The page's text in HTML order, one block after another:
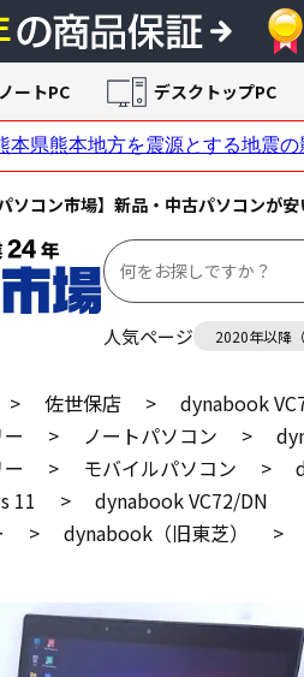
ソコン市場】新品・中古パソコンが安
人気ページ 2020年以降
ノートPC デスクトップPC
> 佐世保店 >
dynabook
> ノートパソコン >
> モバイルパソコン >
11 >
dynabook VC72/DN
> dynabook（旧東芝） >